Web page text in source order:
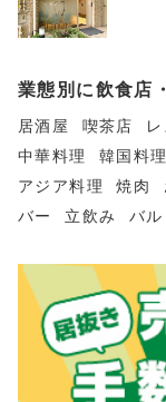
業態別に飲食店
居酒屋 喫茶店
中華料理
韓国料理
アジア料理
焼肉
バー
立飲み バル